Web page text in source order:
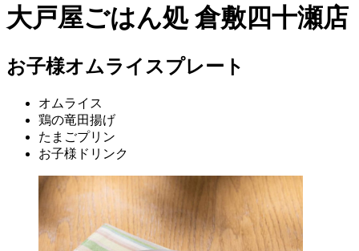
大戸屋ごはん処 倉敷四十瀬店
お子様オムライスプレート
オムライス
鶏の竜田揚げ
たまごプリン
お子様ドリンク